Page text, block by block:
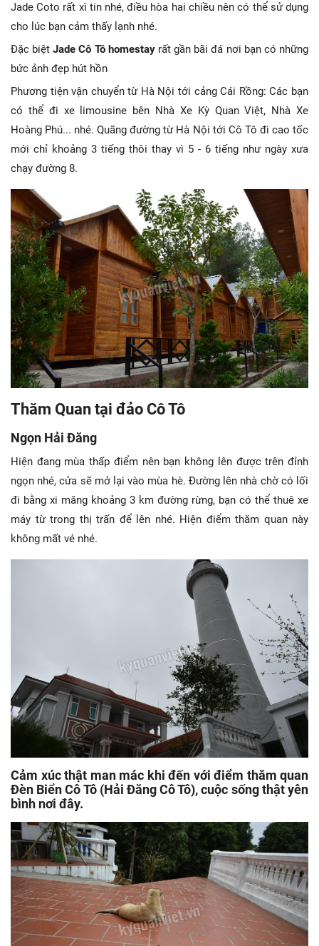
Jade Coto rất xì tin nhé, điều hòa hai chiều nên có thể sử dụng
cho lúc bạn cảm thấy lạnh nhé.
Đặc biệtJade Cô Tô homestayrất gần bãi đá nơi bạn có những
bức ảnh đẹp hút hồn
Phương tiện vận chuyển từ Hà Nội tới cảng Cái Rồng: Các bạn
có thể đi xe limousine bên Nhà Xe Kỳ Quan Việt, Nhà Xe
Hoàng Phú... nhé. Quãng đường từ Hà Nội tới Cô Tô đi cao tốc
mới chỉ khoảng 3 tiếng thôi thay vì 5 - 6 tiếng như ngày xưa
chạy đường 8.
Thăm Quan tại đảo Cô Tô
Ngọn Hải Đăng
Hiện đang mùa thấp điểm nên bạn không lên được trên đỉnh
ngọn nhé, cửa sẽ mở lại vào mùa hè. Đường lên nhà chờ có lối
đi bằng xi măng khoảng 3 km đường rừng, bạn có thể thuê xe
máy từ trong thị trấn để lên nhé. Hiện điểm thăm quan này
không mất vé nhé.
Cảm xúc thật man mác khi đến với điểm thăm quan
Đèn Biển Cô Tô (Hải Đăng Cô Tô), cuộc sống thật yên
bình nơi đây.